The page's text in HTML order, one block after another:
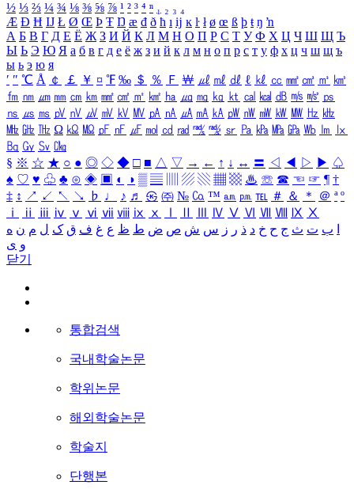
½ ⅓ ⅔ ¼ ¾ ⅛ ⅜ ⅝ ⅞ ¹ ² ³ ⁴ ⁿ ₁ ₂ ₃ ₄
Æ Ð Ħ Ĳ Ł Ø Œ Þ Ŧ Ŋ æ đ ð ħ ı ĳ ĸ ŀ ł ø œ ß þ ŧ ŋ ŉ
А Б В Г Д Е Ё Ж З И Й К Л М Н О П Р С Т У Ф Х Ц Ч Ш Щ Ъ
Ы Ь Э Ю Я а б в г д е ё ж з и й к л м н о п р с т у ф х ц ч ш щ ъ
ы ь э ю я
′ ″ ℃ Å ￠ ￡ ￥ ¤ ℉ ‰ ＄ ％ Ｆ ￦ ㎕ ㎖ ㎗ ℓ ㎘ ㏄ ㎣ ㎤ ㎥ ㎦
㎙ ㎚ ㎛ ㎜ ㎝ ㎞ ㎟ ㎠ ㎡ ㎢ ㏊ ㎍ ㎎ ㎏ ㏏ ㎈ ㎉ ㏈ ㎧ ㎨ ㎰
㎱ ㎲ ㎳ ㎴ ㎵ ㎶ ㎷ ㎸ ㎹ ㎀ ㎁ ㎂ ㎃ ㎄ ㎺ ㎻ ㎽ ㎾ ㎿ ㎐ ㎑
㎒ ㎓ ㎔ Ω ㏀ ㏁ ㎊ ㎋ ㎌ ㏖ ㏅ ㎭ ㎮ ㎯ ㏛ ㎩ ㎪ ㎫ ㎬ ㏝ ㏐
㏓
㏃ ㏉ ㏜ ㏆
§ ※ ☆ ★ ○ ● ◎ ◇ ◆ □ ■ △ ▽ → ← ↑ ↓ ↔ 〓 ◁ ◀ ▷ ▶ ♤
♠ ♡ ♥ ♧ ♣ ⊙ ◈ ▣ ◐ ◑ ▒ ▤ ▨ ▧ ▦ ▩ ♨ ☏ ☎ ☜ ☞ ¶ †
‡ ↕ ↗ ↙ ↖ ↘ ♭ ♩ ♪ ♬ ㉿ ㈜ № ㏇ ™ ㏂ ㏘ ℡ ＃ ＆ ＊ ＠ ª º
ⅰ
ⅱ ⅲ ⅳ ⅴ ⅵ ⅶ ⅷ ⅸ ⅹ Ⅳ Ⅴ Ⅵ Ⅶ Ⅷ Ⅸ Ⅹ
ب ت ث ج ح خ د ذ ر ز س ش ص ض ط ظ ع غ ف ق ک ل م ن ه
و ی
닫기
통합검색
국내학술논문
학위논문
해외학술논문
학술지
단행본